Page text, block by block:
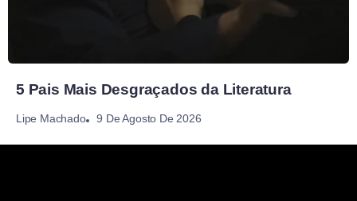
5 Pais Mais Desgraçados da Literatura
Lipe Machado 9 De Agosto De 2026